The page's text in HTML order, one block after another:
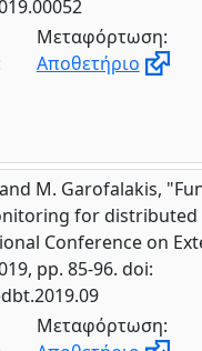
Μεταφόρτωση:
Αποθετήριο
M. Garofalakis,
for distributed
Conference on
pp. 85-96. doi:
Μεταφόρτωση: